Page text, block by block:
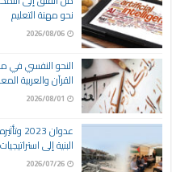
نحو مهنة التعليم
2026/08/06
النحو النفسي في
القرآن والعربية
2026/08/01
عدوان
البنية إلى
2026/07/26